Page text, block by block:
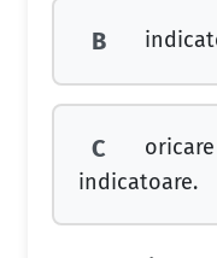
B
C
indicatoare.